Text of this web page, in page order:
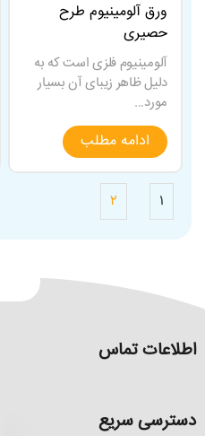
ورق آلومینیوم طرح
حصیری
آلومینیوم فلزی است که به
دلیل ظاهر زیبای آن بسیار
مورد...
ادامه مطلب
۱ ۲
اطلاعات تماس
دسترسی سریع